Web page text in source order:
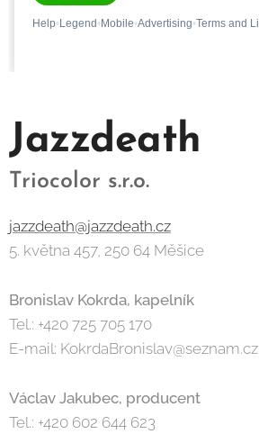
Jazzdeath
Triocolor s.r.o.
jazzdeath@jazzdeath.cz
5. května 457, 250 64 Měšice
Bronislav Kokrda, kapelník
Tel.: +420 725 705 170
E-mail: KokrdaBronislav@seznam.cz
Václav Jakubec, producent
Tel.: +420 602 644 623